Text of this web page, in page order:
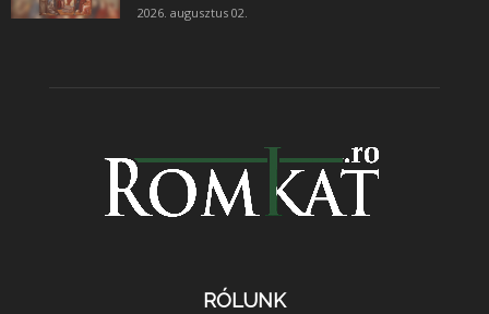
2026. augusztus 02.
RÓLUNK